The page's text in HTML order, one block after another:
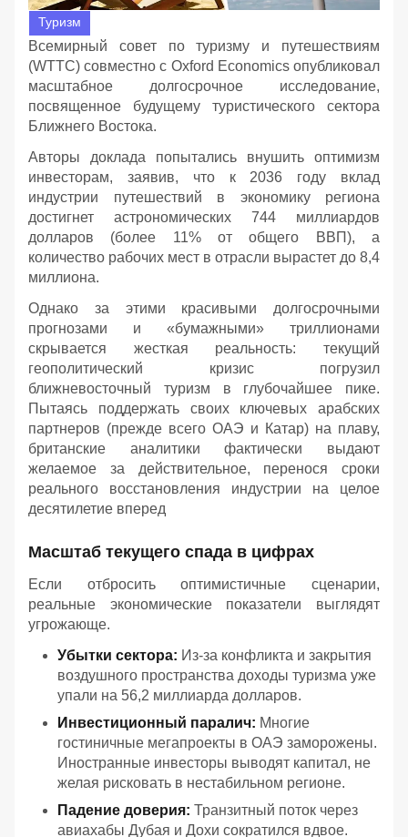
Туризм
Всемирный совет по туризму и путешествиям
(WTTC) совместно с Oxford Economics опубликовал
масштабное долгосрочное исследование,
посвященное будущему туристического сектора
Ближнего Востока.
Авторы доклада попытались внушить оптимизм
инвесторам, заявив, что к 2036 году вклад
индустрии путешествий в экономику региона
достигнет астрономических 744 миллиардов
долларов (более 11% от общего ВВП), а
количество рабочих мест в отрасли вырастет до 8,4
миллиона.
Однако за этими красивыми долгосрочными
прогнозами и «бумажными» триллионами
скрывается жесткая реальность: текущий
геополитический кризис погрузил
ближневосточный туризм в глубочайшее пике.
Пытаясь поддержать своих ключевых арабских
партнеров (прежде всего ОАЭ и Катар) на плаву,
британские аналитики фактически выдают
желаемое за действительное, перенося сроки
реального восстановления индустрии на целое
десятилетие вперед
Масштаб текущего спада в цифрах
Если отбросить оптимистичные сценарии,
реальные экономические показатели выглядят
угрожающе.
Убытки сектора: Из-за конфликта и закрытия
воздушного пространства доходы туризма уже
упали на 56,2 миллиарда долларов.
Инвестиционный паралич: Многие
гостиничные мегапроекты в ОАЭ заморожены.
Иностранные инвесторы выводят капитал, не
желая рисковать в нестабильном регионе.
Падение доверия: Транзитный поток через
авиахабы Дубая и Дохи сократился вдвое.